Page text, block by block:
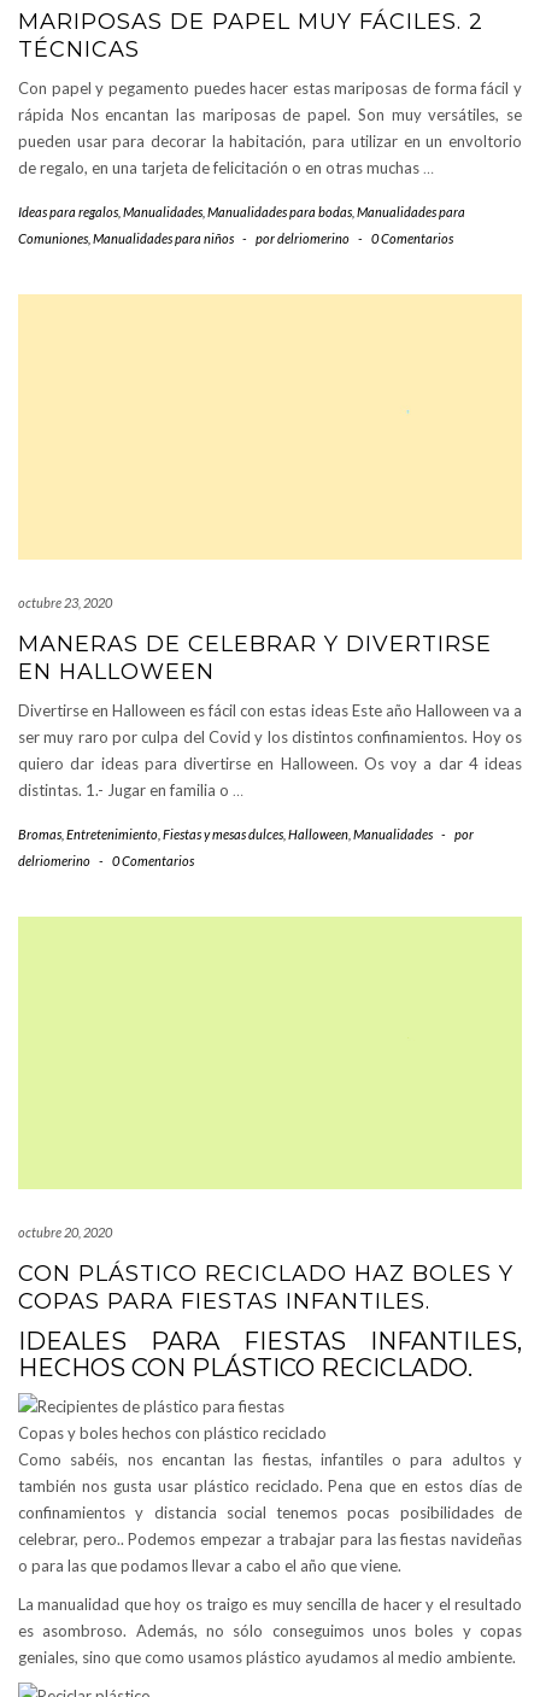
MARIPOSAS DE PAPEL MUY FÁCILES. 2
TÉCNICAS
Con papel y pegamento puedes hacer estas mariposas de forma fácil y
rápida Nos encantan las mariposas de papel. Son muy versátiles, se
pueden usar para decorar la habitación, para utilizar en un envoltorio
de regalo, en una tarjeta de felicitación o en otras muchas …
Ideas para regalos Manualidades Manualidades para bodas Manualidades para
Comuniones Manualidades para niños - pordelriomerino - 0 Comentarios
octubre 23, 2020
MANERAS DE CELEBRAR Y DIVERTIRSE
EN HALLOWEEN
Divertirse en Halloween es fácil con estas ideas Este año Halloween va a
ser muy raro por culpa del Covid y los distintos confinamientos. Hoy os
quiero dar ideas para divertirse en Halloween. Os voy a dar 4 ideas
distintas. 1.- Jugar en familia o …
Bromas Entretenimiento Fiestas y mesas dulces Halloween Manualidades -
por
delriomerino - 0 Comentarios
octubre 20, 2020
CON PLÁSTICO RECICLADO HAZ BOLES Y
COPAS PARA FIESTAS INFANTILES.
IDEALES PARA FIESTAS INFANTILES,
HECHOS CON PLÁSTICO RECICLADO.
Copas y boles hechos con plástico reciclado
Como sabéis, nos encantan las fiestas, infantiles o para adultos y
también nos gusta usar plástico reciclado. Pena que en estos días de
confinamientos y distancia social tenemos pocas posibilidades de
celebrar, pero.. Podemos empezar a trabajar para las fiestas navideñas
o para las que podamos llevar a cabo el año que viene.
La manualidad que hoy os traigo es muy sencilla de hacer y el resultado
es asombroso. Además, no sólo conseguimos unos boles y copas
geniales, sino que como usamos plástico ayudamos al medio ambiente.